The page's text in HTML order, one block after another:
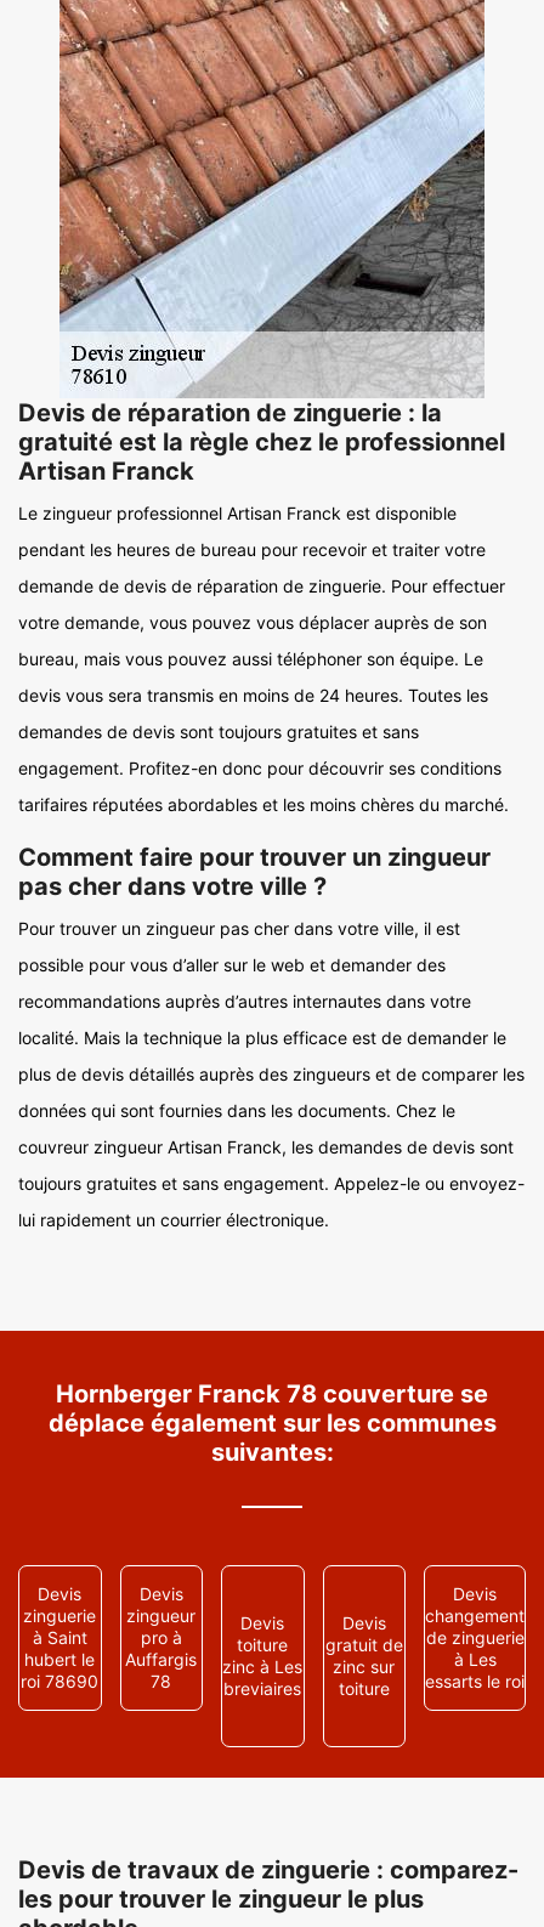
Devis de réparation de zinguerie : la
gratuité est la règle chez le professionnel
Artisan Franck
Le zingueur professionnel Artisan Franck est disponible
pendant les heures de bureau pour recevoir et traiter votre
demande de devis de réparation de zinguerie. Pour effectuer
votre demande, vous pouvez vous déplacer auprès de son
bureau, mais vous pouvez aussi téléphoner son équipe. Le
devis vous sera transmis en moins de 24 heures. Toutes les
demandes de devis sont toujours gratuites et sans
engagement. Profitez-en donc pour découvrir ses conditions
tarifaires réputées abordables et les moins chères du marché.
Comment faire pour trouver un zingueur
pas cher dans votre ville ?
Pour trouver un zingueur pas cher dans votre ville, il est
possible pour vous d’aller sur le web et demander des
recommandations auprès d’autres internautes dans votre
localité. Mais la technique la plus efficace est de demander le
plus de devis détaillés auprès des zingueurs et de comparer les
données qui sont fournies dans les documents. Chez le
couvreur zingueur Artisan Franck, les demandes de devis sont
toujours gratuites et sans engagement. Appelez-le ou envoyez-
lui rapidement un courrier électronique.
Hornberger Franck 78 couverture se
déplace également sur les communes
suivantes:
Devis
zinguerie
à Saint
hubert le
roi 78690
Devis
zingueur
pro à
Auffargis
78
Devis
toiture
zinc à Les
breviaires
Devis
gratuit de
zinc sur
toiture
Devis
changement
de zinguerie
à Les
essarts le roi
Devis de travaux de zinguerie : comparez-
les pour trouver le zingueur le plus